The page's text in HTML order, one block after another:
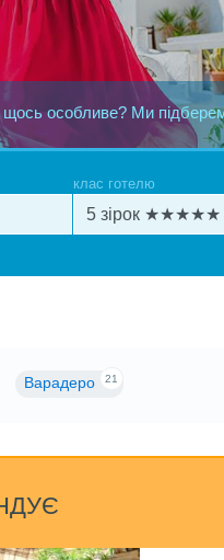
особливе? Ми
клас готелю
Варадеро 21